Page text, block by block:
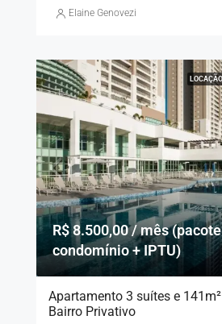
Elaine Genovezi
R$ 8.500,00 / mês
condomínio + IPTU)
Apartamento 3 suítes e
Bairro Privativo